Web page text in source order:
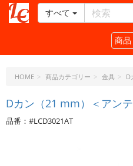
ー
ラ
ト・
ド
ッ
すべて
商品
HOME 商品カテゴリー 金具 D
Dカン（21 mm）＜アン
品番：#LCD3021AT